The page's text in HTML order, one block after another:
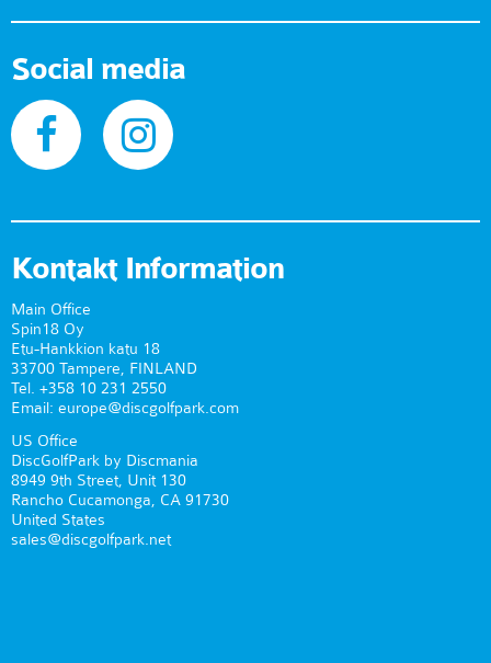
Social media
Kontakt Information
Main Office
Spin18 Oy
Etu-Hankkion katu 18
33700 Tampere, FINLAND
Tel. +358 10 231 2550
Email: europe@discgolfpark.com
US Office
DiscGolfPark by Discmania
8949 9th Street, Unit 130
Rancho Cucamonga, CA 91730
United States
sales@discgolfpark.net